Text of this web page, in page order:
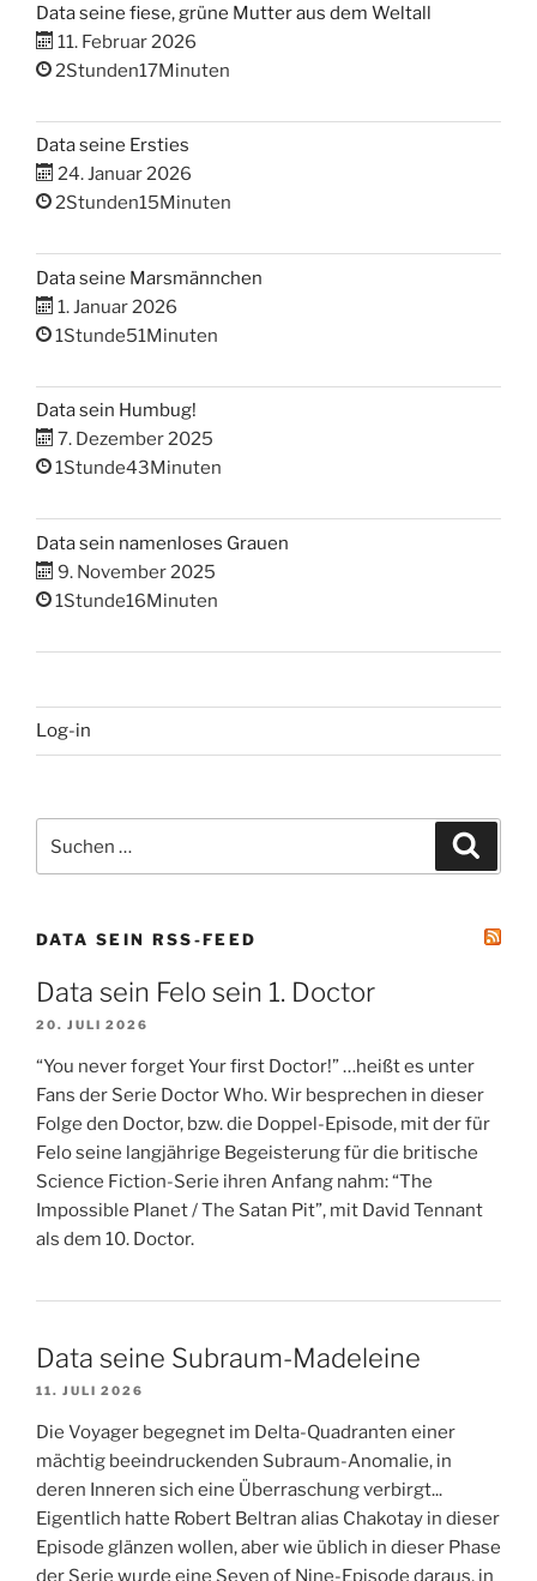
Data seine fiese, grüne Mutter aus dem Weltall
11. Februar 2026
2Stunden17Minuten
Data seine Ersties
24. Januar 2026
2Stunden15Minuten
Data seine Marsmännchen
1. Januar 2026
1Stunde51Minuten
Data sein Humbug!
7. Dezember 2025
1Stunde43Minuten
Data sein namenloses Grauen
9. November 2025
1Stunde16Minuten
Log-in
nach:
DATA SEIN RSS-FEED
Data sein Felo sein 1. Doctor
20. JULI 2026
“You never forget Your first Doctor!” …heißt es unter
Fans der Serie Doctor Who. Wir besprechen in dieser
Folge den Doctor, bzw. die Doppel-Episode, mit der für
Felo seine langjährige Begeisterung für die britische
Science Fiction-Serie ihren Anfang nahm: “The
Impossible Planet / The Satan Pit”, mit David Tennant
als dem 10. Doctor.
Data seine Subraum-Madeleine
11. JULI 2026
Die Voyager begegnet im Delta-Quadranten einer
mächtig beeindruckenden Subraum-Anomalie, in
deren Inneren sich eine Überraschung verbirgt...
Eigentlich hatte Robert Beltran alias Chakotay in dieser
Episode glänzen wollen, aber wie üblich in dieser Phase
der Serie wurde eine Seven of Nine-Episode daraus, in